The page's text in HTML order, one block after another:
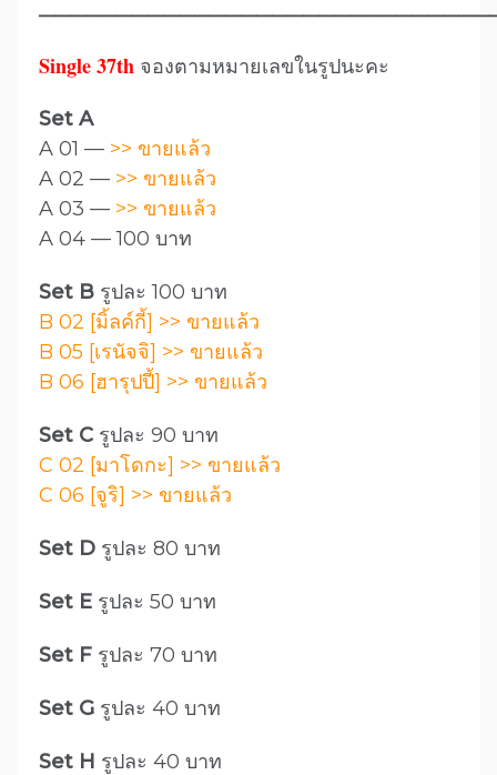
Single 37th จองตามหมายเลขในรูปนะคะ
Set A
A 01 — >> ขายแล้ว
A 02 — >> ขายแล้ว
A 03 — >> ขายแล้ว
A 04 — 100 บาท
Set B รูปละ 100 บาท
B 02 [มิ้ลค์กี้] >> ขายแล้ว
B 05 [เรนัจจิ] >> ขายแล้ว
B 06 [ฮารุปปี้] >> ขายแล้ว
Set C รูปละ 90 บาท
C 02 [มาโดกะ] >> ขายแล้ว
C 06 [จูริ] >> ขายแล้ว
Set D รูปละ 80 บาท
Set E รูปละ 50 บาท
Set F รูปละ 70 บาท
Set G รูปละ 40 บาท
Set H รูปละ 40 บาท